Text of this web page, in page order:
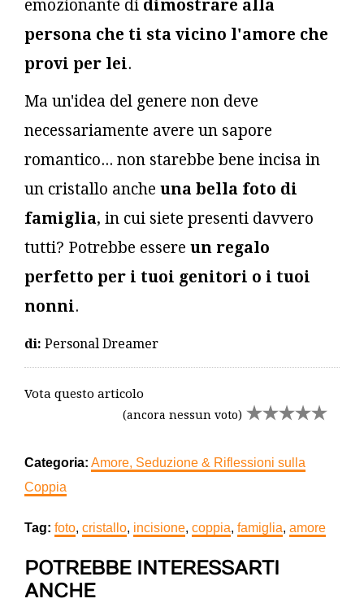
emozionante di dimostrare alla
persona che ti sta vicino l'amore che
provi per lei.
Ma un'idea del genere non deve
necessariamente avere un sapore
romantico... non starebbe bene incisa in
un cristallo anche una bella foto di
famiglia, in cui siete presenti davvero
tutti? Potrebbe essere un regalo
perfetto per i tuoi genitori o i tuoi
nonni.
di: Personal Dreamer
Vota questo articolo
(ancora nessun voto)
Categoria: Amore, Seduzione & Riflessioni sulla
Coppia
Tag: foto, cristallo, incisione, coppia, famiglia, amore
POTREBBE INTERESSARTI
ANCHE